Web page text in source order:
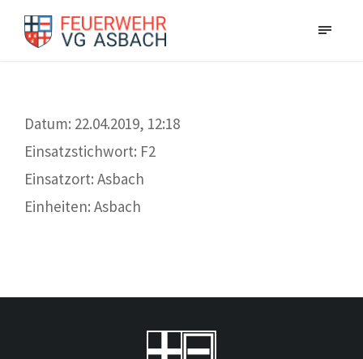
Datum: 22.04.2019, 12:18
Einsatzstichwort: F2
Einsatzort: Asbach
Einheiten: Asbach